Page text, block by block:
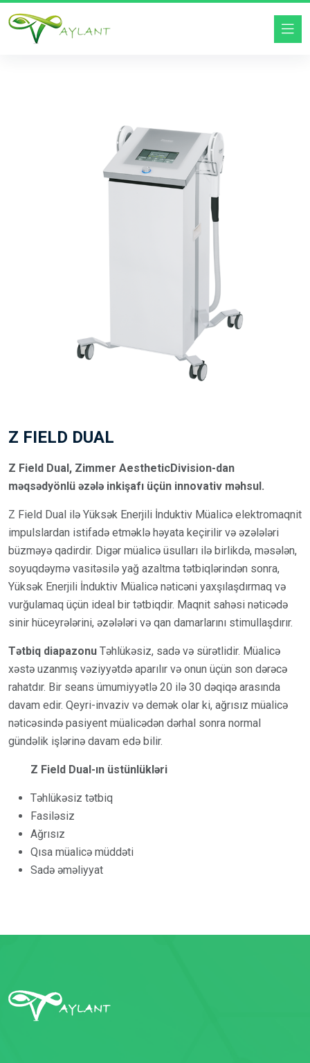
Z FIELD DUAL
Z Field Dual, Zimmer AestheticDivision-dan
məqsədyönlü əzələ inkişafı üçün innovativ məhsul.
Z Field Dual ilə Yüksək Enerjili İnduktiv Müalicə elektromaqnit
impulslardan istifadə etməklə həyata keçirilir və əzələləri
büzməyə qadirdir. Digər müalicə üsulları ilə birlikdə, məsələn,
soyuqdəymə vasitəsilə yağ azaltma tətbiqlərindən sonra,
Yüksək Enerjili İnduktiv Müalicə nəticəni yaxşılaşdırmaq və
vurğulamaq üçün ideal bir tətbiqdir. Maqnit sahəsi nəticədə
sinir hüceyrələrini, əzələləri və qan damarlarını stimullaşdırır.
Tətbiq diapazonu Təhlükəsiz, sadə və sürətlidir. Müalicə
xəstə uzanmış vəziyyətdə aparılır və onun üçün son dərəcə
rahatdır. Bir seans ümumiyyətlə 20 ilə 30 dəqiqə arasında
davam edir. Qeyri-invaziv və demək olar ki, ağrısız müalicə
nəticəsində pasiyent müalicədən dərhal sonra normal
gündəlik işlərinə davam edə bilir.
Z Field Dual-ın üstünlükləri
Təhlükəsiz tətbiq
Fasiləsiz
Ağrısız
Qısa müalicə müddəti
Sadə əməliyyat